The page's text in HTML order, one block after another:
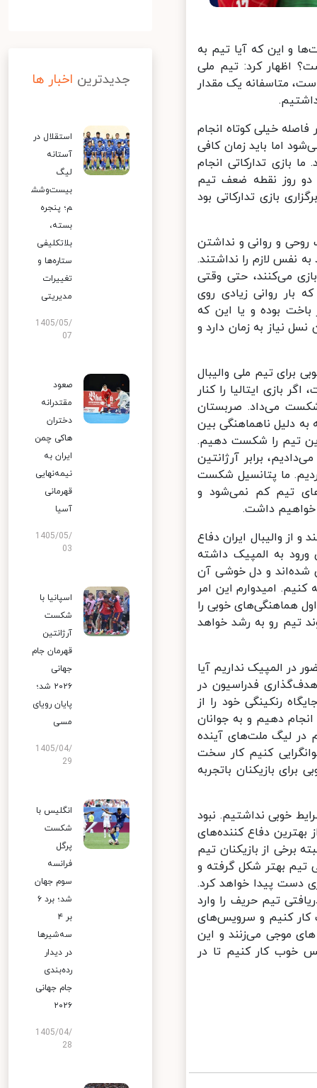
و این که آیا تیم به
اظهار کرد: تیم ملی
متاسفانه یک مقدار
با این تیم در فاصله خیلی کوتاه انجام
اما باید زمان کافی
تدارکاتی انجام
یا دو روز نقطه ضعف تیم
بازی تدارکاتی بود
و روانی و نداشتن
نفس لازم را نداشتند.
می‌کنند، حتی وقتی
روانی زیادی روی
بوده و یا این که
نیاز به زمان دارد و
تیم ملی والیبال
بازی ایتالیا را کنار
می‌داد. صربستان
دلیل ناهماهنگی بین
تیم را شکست دهیم.
را شکست می‌دادیم، برابر آرژانتین
ما پتانسیل شکست
تیم کم نمی‌شود و
داشت.
از والیبال ایران دفاع
به المپیک داشته
شده‌اند و دل خوشی آن
امیدوارم این امر
هماهنگی‌های خوبی را
تیم رو به رشد خواهد
المپیک نداریم آیا
فدراسیون در
رنکینگی خود را از
دهیم و به جوانان
لیگ ملت‌های آینده
کنیم کار سخت
بازیکنان باتجربه
آمار دفاعی شرایط خوبی نداشتیم. نبود
دفاع کننده‌های
برخی از بازیکنان تیم
بهتر شکل گرفته و
دست پیدا خواهد کرد.
تیم حریف را وارد
کنیم و سرویس‌های
موجی می‌زنند و این
خوب کار کنیم تا در
جدیدترین اخبار ها
استقلال در
آستانه
لیگ
بیست‌وشش
م؛ پنجره
بسته،
بلاتکلیفی
ستاره‌ها و
تغییرات
مدیریتی
1405/05/
07
صعود
مقتدرانه
دختران
هاکی چمن
ایران به
نیمه‌نهایی
قهرمانی
آسیا
1405/05/
03
اسپانیا با
شکست
آرژانتین
قهرمان جام
جهانی
۲۰۲۶ شد؛
پایان رویای
مسی
1405/04/
29
انگلیس با
شکست
پرگل
فرانسه
سوم جهان
شد؛ برد ۶
بر ۴
سه‌شیرها
در دیدار
رده‌بندی
جام جهانی
۲۰۲۶
1405/04/
28